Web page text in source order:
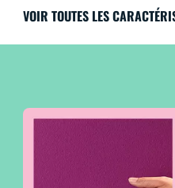
VOIR TOUTES LES